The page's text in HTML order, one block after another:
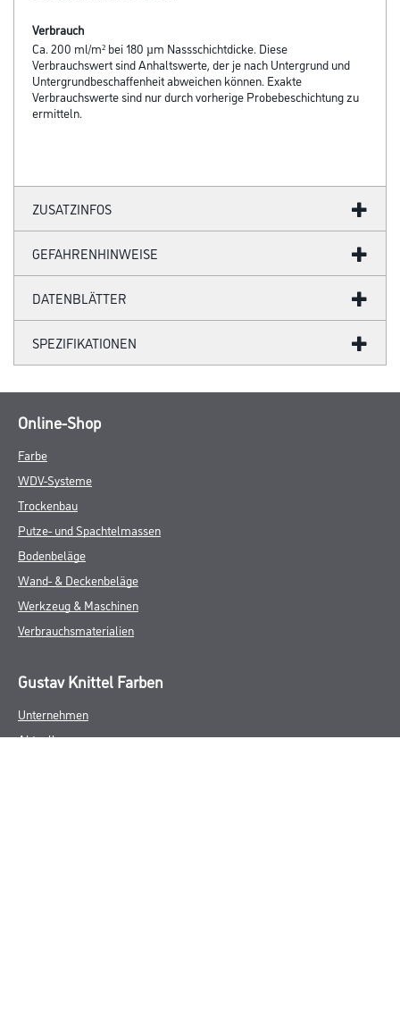
Verbrauch
Ca. 200 ml/m² bei 180 µm Nassschichtdicke. Diese
Verbrauchswert sind Anhaltswerte, der je nach Untergrund und
Untergrundbeschaffenheit abweichen können. Exakte
Verbrauchswerte sind nur durch vorherige Probebeschichtung zu
ermitteln.
ZUSATZINFOS
GEFAHRENHINWEISE
DATENBLÄTTER
SPEZIFIKATIONEN
Online-Shop
Farbe
WDV-Systeme
Trockenbau
Putze- und Spachtelmassen
Bodenbeläge
Wand- & Deckenbeläge
Werkzeug & Maschinen
Verbrauchsmaterialien
Gustav Knittel Farben
Unternehmen
Aktuelles